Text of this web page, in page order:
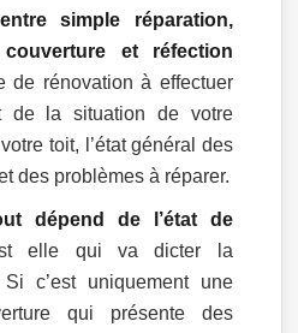
simple réparation,
et réfection
de rénovation à effectuer
de la situation de votre
toit, l’état général des
des problèmes à réparer.
dépend de l’état de
elle qui va dicter la
c’est uniquement une
qui présente des